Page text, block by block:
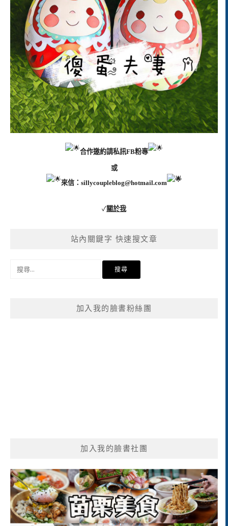
合作邀約請私訊FB粉專
或
來信： sillycoupleblog@hotmail.com
✓關於我
站內關鍵字 快速搜文章
加入我的臉書粉絲團
加入我的臉書社團